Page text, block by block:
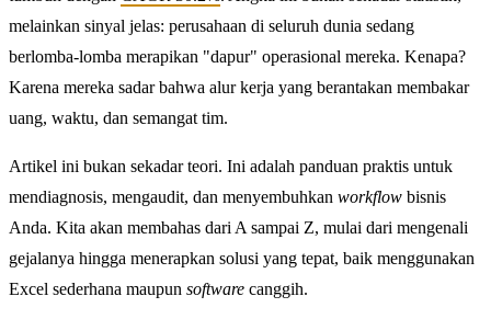
melainkan sinyal jelas: perusahaan di seluruh dunia sedang
berlomba-lomba merapikan "dapur" operasional mereka. Kenapa?
Karena mereka sadar bahwa alur kerja yang berantakan membakar
uang, waktu, dan semangat tim.
Artikel ini bukan sekadar teori. Ini adalah panduan praktis untuk
mendiagnosis, mengaudit, dan menyembuhkan workflow bisnis
Anda. Kita akan membahas dari A sampai Z, mulai dari mengenali
gejalanya hingga menerapkan solusi yang tepat, baik menggunakan
Excel sederhana maupun software canggih.